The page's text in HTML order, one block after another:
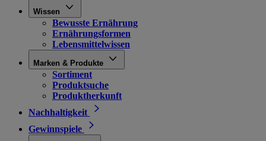
Wissen
Bewusste Ernährung
Ernährungsformen
Lebensmittelwissen
Marken & Produkte
Sortiment
Produktsuche
Produktherkunft
Nachhaltigkeit
Gewinnspiele